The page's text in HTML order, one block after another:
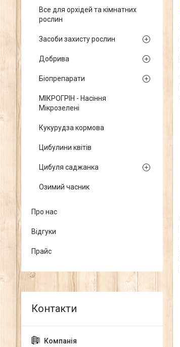
Все для орхідей та кімнатних
рослин
Засоби захисту рослин
Добрива
Біопрепарати
МІКРОГРІН - Насіння
Мікрозелені
Кукурудза кормова
Цибулини квітів
Цибуля саджанка
Озимий часник
Про нас
Відгуки
Прайс